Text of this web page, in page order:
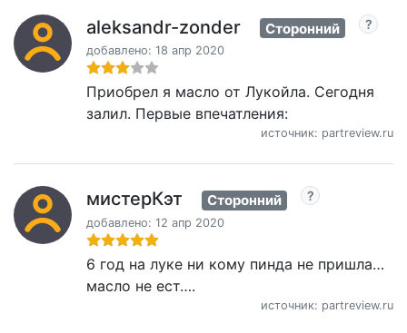
aleksandr-zonder Сторонний
добавлено: 18 апр 2020
Приобрел я масло от Лукойла. Сегодня
залил. Первые впечатления:
источник: partreview.ru
мистерКэт Сторонний
добавлено: 12 апр 2020
6 год на луке ни кому пинда не пришла…
масло не ест….
источник: partreview.ru